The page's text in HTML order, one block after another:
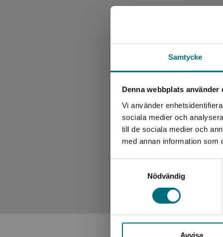
Samtycke
Denna webbplats använder
Vi använder
sociala medier och
till de sociala medier och
med annan information som
Nödvändig